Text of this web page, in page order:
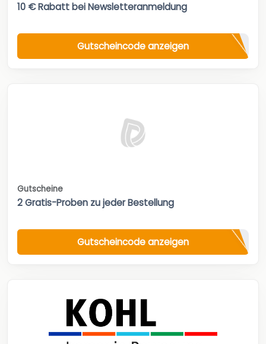
10 € Rabatt bei Newsletteranmeldung
Gutscheincode anzeigen
Gutscheine
2 Gratis-Proben zu jeder Bestellung
Gutscheincode anzeigen